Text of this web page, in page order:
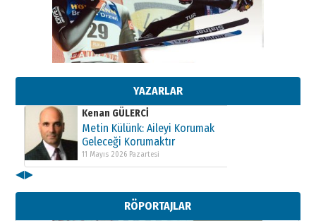
YAZARLAR
Metin Külünk: Aileyi Korumak
Geleceği Korumaktır
11 Mayıs 2026 Pazartesi
Kenan GÜLERCİ
Metin Külünk: Aileyi Korumak
Geleceği Korumaktır
Kenan GÜLERCİ
Metin Külünk: Aileyi Korumak
Geleceği Korumaktır
11 Mayıs 2026 Pazartesi
◀▶
RÖPORTAJLAR